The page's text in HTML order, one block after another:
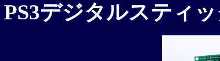
PS3デジタルスティ